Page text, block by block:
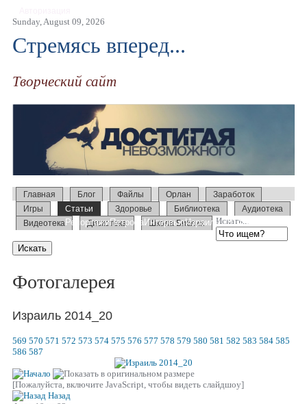
Sunday, August 09, 2026
Стремясь вперед...
Творческий сайт
Главная Блог Файлы Орлан
Заработок
Игры
Статьи
РепортажиПетрова ИнтервьюИзраиль 2014Усыновление
Здоровье Библиотека
Аудиотека
Видеотека
Дискотека Школа Библии Искать...
Фотогалерея
Израиль 2014_20
569 570 571 572 573 574 575 576 577 578 579 580 581 582 583 584 585
586 587
[Пожалуйста, включите JavaScript, чтобы видеть слайдшоу]
Назад